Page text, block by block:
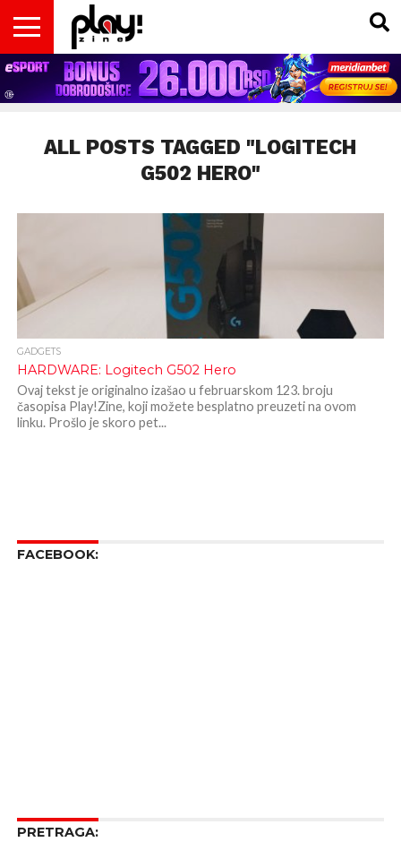
VESTI
MAGAZIN
PLAY!RETRO
PLAY!CAST
PLAY!CON
PLAY!BIZ
INSIDER
OPISI
IGARA
DOMAĆA
SCENA
INTERVJUI
GADGETS
FILM
& TV
KOLUMNE
ALL POSTS TAGGED "LOGITECH
G502 HERO"
GADGETS
HARDWARE: Logitech G502 Hero
Ovaj tekst je originalno izašao u februarskom 123. broju
časopisa Play!Zine, koji možete besplatno preuzeti na ovom
linku. Prošlo je skoro pet...
FACEBOOK:
PRETRAGA: